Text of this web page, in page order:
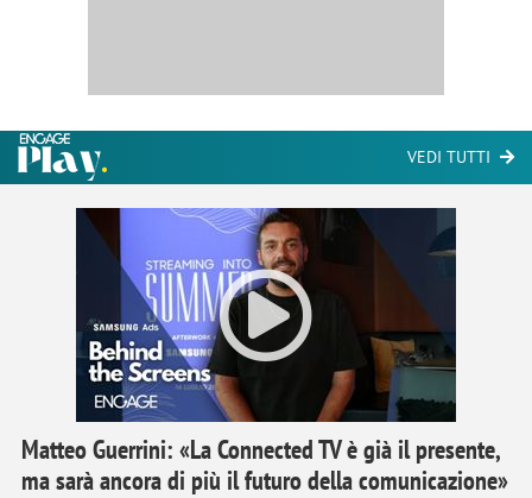
VEDI TUTTI
Matteo Guerrini: «La Connected TV è già il presente,
ma sarà ancora di più il futuro della comunicazione»